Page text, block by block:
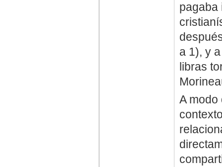
pagaba
a 1), y
libras
A modo